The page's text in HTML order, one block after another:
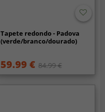
Tapete redondo - Padova
(verde/branco/dourado)
59.99 € 84.99 €